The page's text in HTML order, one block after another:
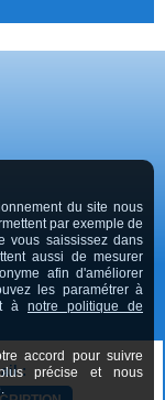
:
du site nous
par exemple de
vous saississez dans
aussi de mesurer
afin d'améliorer
les paramétrer à
à notre politique de
accord pour suivre
précise et nous